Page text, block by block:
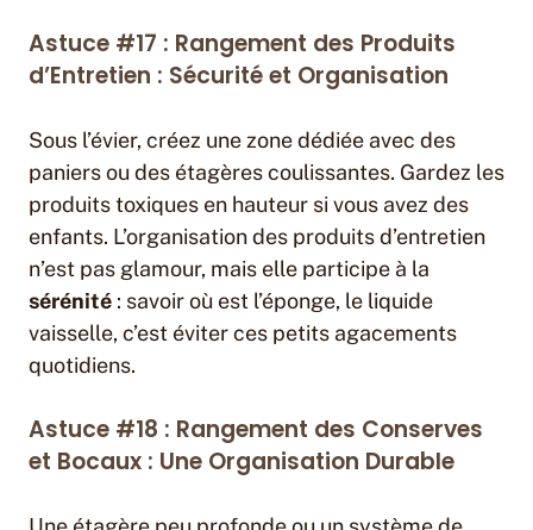
Astuce #17 : Rangement des Produits
d’Entretien : Sécurité et Organisation
Sous l’évier, créez une zone dédiée avec des
paniers ou des étagères coulissantes. Gardez les
produits toxiques en hauteur si vous avez des
enfants. L’organisation des produits d’entretien
n’est pas glamour, mais elle participe à la
sérénité : savoir où est l’éponge, le liquide
vaisselle, c’est éviter ces petits agacements
quotidiens.
Astuce #18 : Rangement des Conserves
et Bocaux : Une Organisation Durable